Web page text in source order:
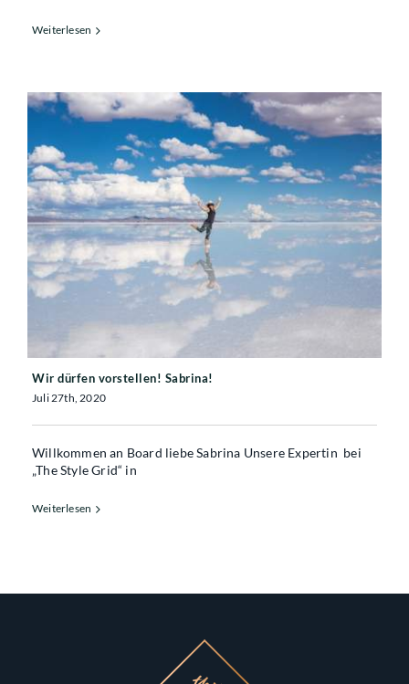
Weiterlesen
Wir dürfen vorstellen! Sabrina!
Wir dürfen vorstellen! Sabrina!
Juli 27th, 2020
Willkommen an Board liebe Sabrina Unsere Expertin bei
„The Style Grid“ in
Weiterlesen